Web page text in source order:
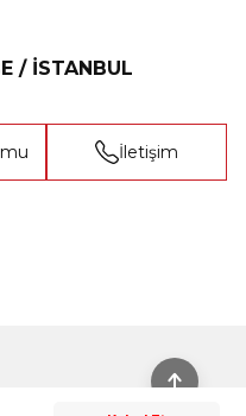
/ İSTANBUL
İletişim